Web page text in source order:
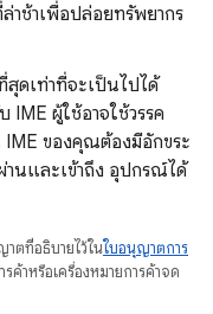
าช้าเพื่อปล่อยทรัพยากร
สุดเท่าที่จะเป็นไปได้
IME ผู้ใช้อาจใช้วรรค
ของคุณต้องมีอักขระ
านและเข้าถึง อุปกรณ์ได้
ตที่อธิบายไว้ในใบอนุญาตการ
ค้าหรือเครื่องหมายการค้าจด